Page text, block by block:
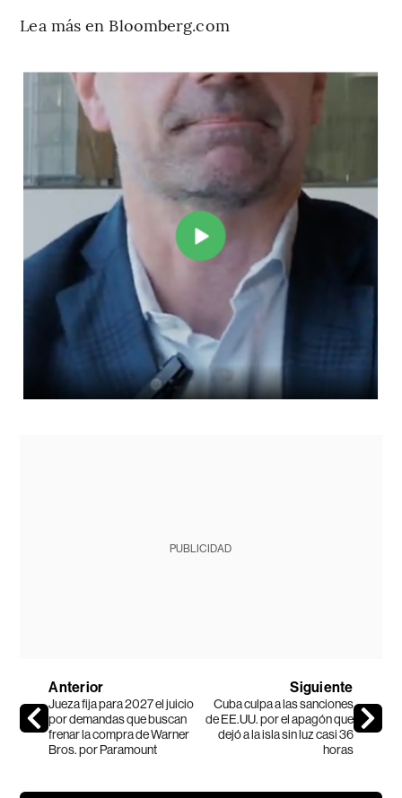
Lea más en Bloomberg.com
PUBLICIDAD
Anterior
Jueza fija para 2027 el juicio
por demandas que buscan
frenar la compra de Warner
Bros. por Paramount
Siguiente
Cuba culpa a las sanciones
de EE.UU. por el apagón que
dejó a la isla sin luz casi 36
horas